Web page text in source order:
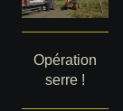
Opération
serre !